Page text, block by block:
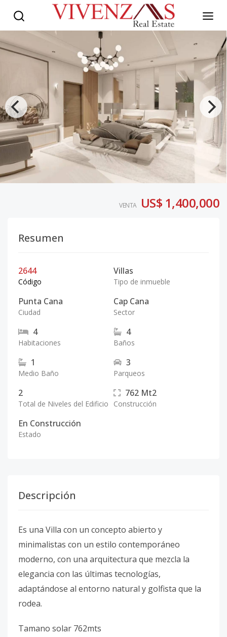
VENTA US$ 1,400,000
Resumen
2644
Código
Villas
Tipo de inmueble
Punta Cana
Ciudad
Cap Cana
Sector
4
Habitaciones
4
Baños
1
Medio Baño
3
Parqueos
2
Total de Niveles del Edificio
762 Mt2
Construcción
En Construcción
Estado
Descripción
Es una Villa con un concepto abierto y
minimalistas con un estilo contemporáneo
moderno, con una arquitectura que mezcla la
elegancia con las últimas tecnologías,
adaptándose al entorno natural y golfista que la
rodea.
Tamano solar 762mts